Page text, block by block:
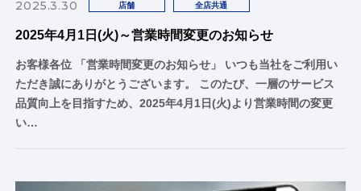
2025.3.30 店舗 全店共通
2025年4月1日(火)～営業時間変更のお知らせ
お客様各位 「営業時間変更のお知らせ」 いつも当社をご利用い
ただき誠にありがとうございます。 このたび、一層のサービス
品質向上を目指すため、2025年4月1日(火)より営業時間の変更
い…